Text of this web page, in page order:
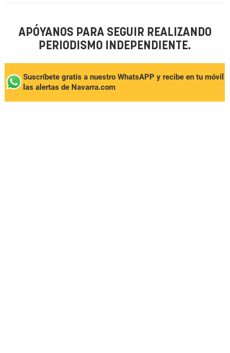
APÓYANOS PARA SEGUIR REALIZANDO
PERIODISMO INDEPENDIENTE.
Suscríbete gratis a nuestro WhatsAPP y recibe en tu móvil
las alertas de Navarra.com